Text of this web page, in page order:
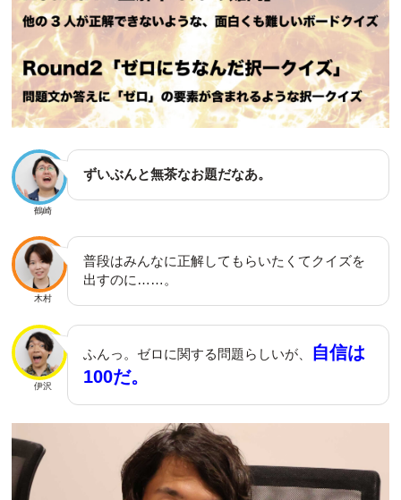
鶴崎
ずいぶんと無茶なお題だなあ。
木村
普段はみんなに正解してもらいたくてクイズを
出すのに……。
伊沢
ふんっ。ゼロに関する問題らしいが、
自信は
100だ。